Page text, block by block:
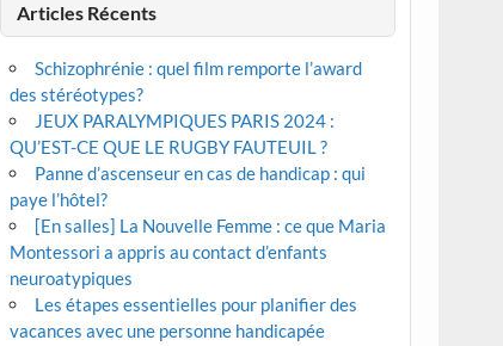
Articles Récents
Schizophrénie : quel film remporte l’award
des stéréotypes?
JEUX PARALYMPIQUES PARIS 2024 :
QU’EST-CE QUE LE RUGBY FAUTEUIL ?
Panne d’ascenseur en cas de handicap : qui
paye l’hôtel?
[En salles] La Nouvelle Femme : ce que Maria
Montessori a appris au contact d’enfants
neuroatypiques
Les étapes essentielles pour planifier des
vacances avec une personne handicapée